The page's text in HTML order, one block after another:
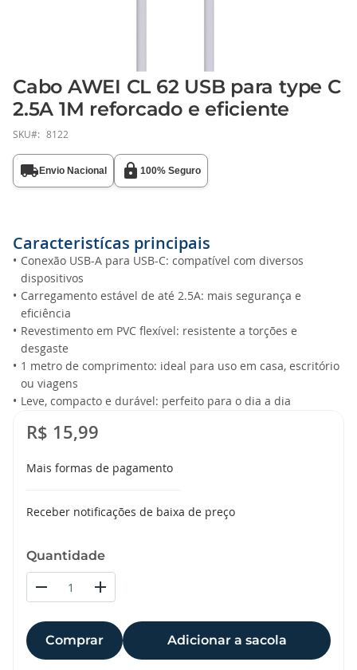
Saltar
para
o
início
da
Galeria
de
Cabo AWEI CL 62 USB para type C
2.5A 1M reforcado e eficiente
SKU 8122
Envio Nacional 100% Seguro
Caracteristícas principais
• Conexão USB-A para USB-C: compatível com diversos
dispositivos
• Carregamento estável de até 2.5A: mais segurança e
eficiência
• Revestimento em PVC flexível: resistente a torções e
desgaste
• 1 metro de comprimento: ideal para uso em casa, escritório
ou viagens
• Leve, compacto e durável: perfeito para o dia a dia
R$ 15,99
Mais formas de pagamento
Receber notificações de baixa de preço
Quantidade
Comprar Adicionar a sacola